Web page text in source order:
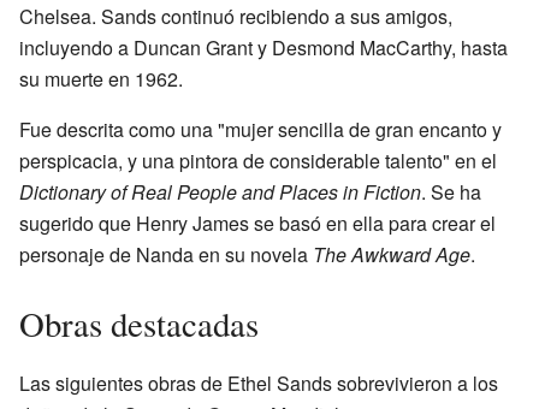
Chelsea. Sands continuó recibiendo a sus amigos,
incluyendo a Duncan Grant y Desmond MacCarthy, hasta
su muerte en 1962.
Fue descrita como una "mujer sencilla de gran encanto y
perspicacia, y una pintora de considerable talento" en el
Dictionary of Real People and Places in Fiction. Se ha
sugerido que Henry James se basó en ella para crear el
personaje de Nanda en su novela The Awkward Age.
Obras destacadas
Las siguientes obras de Ethel Sands sobrevivieron a los